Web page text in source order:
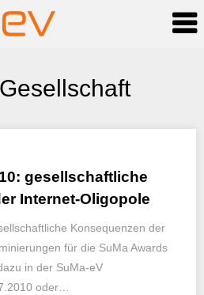
Gesellschaft
gesellschaftliche
Internet-Oligopole
Konsequenzen der
für die SuMa Awards
in der SuMa-eV
oder…